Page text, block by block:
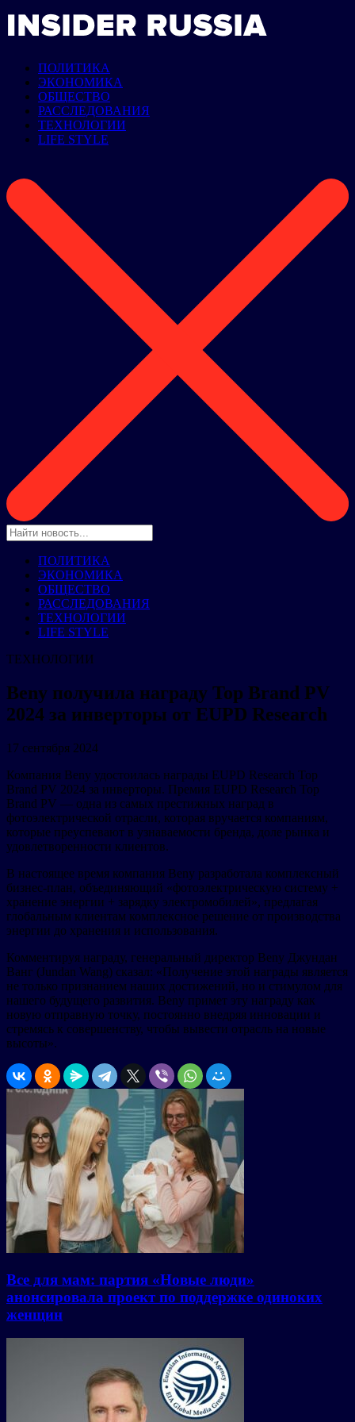
ПОЛИТИКА
ЭКОНОМИКА
ОБЩЕСТВО
РАССЛЕДОВАНИЯ
ТЕХНОЛОГИИ
LIFE STYLE
ПОЛИТИКА
ЭКОНОМИКА
ОБЩЕСТВО
РАССЛЕДОВАНИЯ
ТЕХНОЛОГИИ
LIFE STYLE
ТЕХНОЛОГИИ
Beny получила награду Top Brand PV
2024 за инверторы от EUPD Research
17 сентября 2024
Компания Beny удостоилась награды EUPD Research Top
Brand PV 2024 за инверторы. Премия EUPD Research Top
Brand PV — одна из самых престижных наград в
фотоэлектрической отрасли, которая вручается компаниям,
которые преуспевают в узнаваемости бренда, доле рынка и
удовлетворенности клиентов.
В настоящее время компания Beny разработала комплексный
бизнес-план, объединяющий «фотоэлектрическую систему +
хранение энергии + зарядку электромобилей», предлагая
глобальным клиентам комплексное решение от производства
энергии до хранения и использования.
Комментируя награду, генеральный директор Beny Джундан
Ванг (Jundan Wang) сказал: «Получение этой награды является
не только признанием наших достижений, но и стимулом для
нашего будущего развития. Beny примет эту награду как
новую отправную точку, постоянно внедряя инновации и
стремясь к совершенству, чтобы вывести отрасль на новые
высоты».
Все для мам: партия «Новые люди»
анонсировала проект по поддержке одиноких
женщин